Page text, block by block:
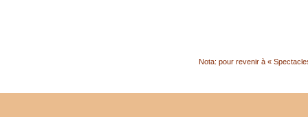
Nota: pour revenir à «